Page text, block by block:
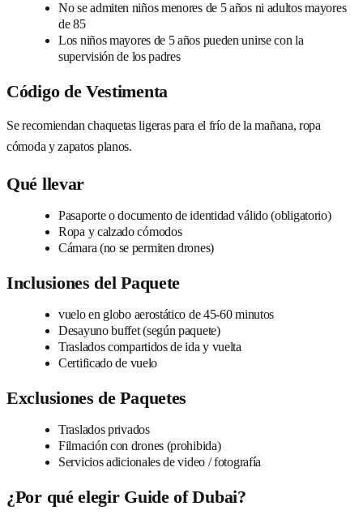
No se admiten niños menores de 5 años ni adultos mayores
de 85
Los niños mayores de 5 años pueden unirse con la
supervisión de los padres
Código de Vestimenta
Se recomiendan chaquetas ligeras para el frío de la mañana, ropa
cómoda y zapatos planos.
Qué llevar
Pasaporte o documento de identidad válido (obligatorio)
Ropa y calzado cómodos
Cámara (no se permiten drones)
Inclusiones del Paquete
vuelo en globo aerostático de 45-60 minutos
Desayuno buffet (según paquete)
Traslados compartidos de ida y vuelta
Certificado de vuelo
Exclusiones de Paquetes
Traslados privados
Filmación con drones (prohibida)
Servicios adicionales de video / fotografía
¿Por qué elegir Guide of Dubai?